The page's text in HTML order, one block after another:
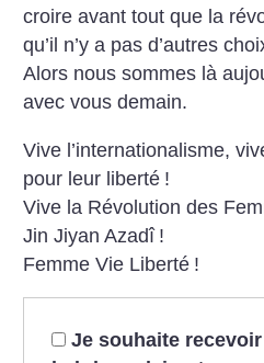
croire avant tout que la
qu’il n’y a pas d’autres
Alors nous sommes là
avec vous demain.
Vive l’internationalisme,
pour leur liberté !
Vive la Révolution des
Jin Jiyan Azadî !
Femme Vie Liberté !
Je souhaite